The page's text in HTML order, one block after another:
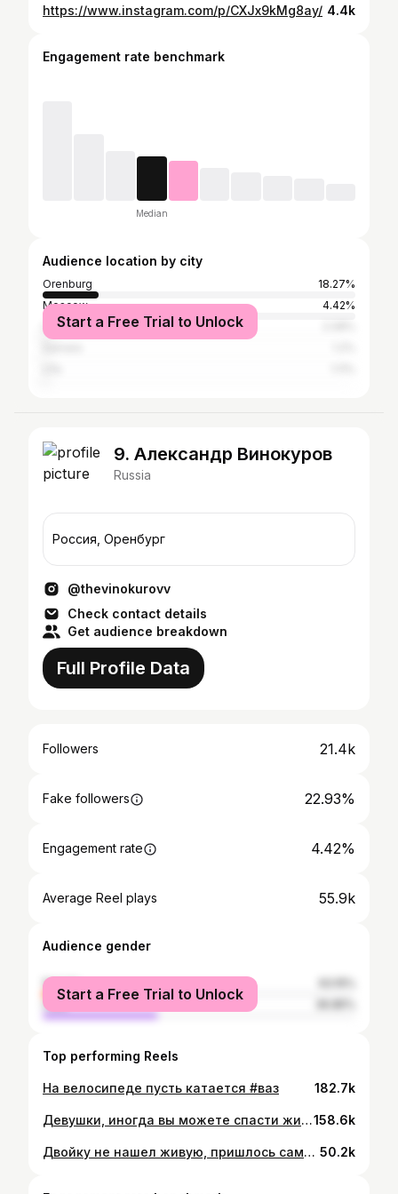
https://www.instagram.com/p/CXJx9kMg8ay/ 4.4k
Engagement rate benchmark
Median
Audience location by city
Orenburg
18.27%
Moscow
4.42%
Saint Petersburg
Start a Free Trial to Unlock
9. Александр Винокуров
Russia
Россия, Оренбург
@thevinokurovv
Check contact details
Get audience breakdown
Full Profile Data
Followers 21.4k
Fake followers 22.93%
Engagement rate 4.42%
Average Reel plays 55.9k
Audience gender
female
male
Start a Free Trial to Unlock
Top performing Reels
На велосипеде пусть катается #ваз 182.7k
Девушки, иногда вы можете спасти жизнь😂🫵🏻 #ваз158.6k
Двойку не нашел живую, пришлось самому собирать #ваз 50.2k